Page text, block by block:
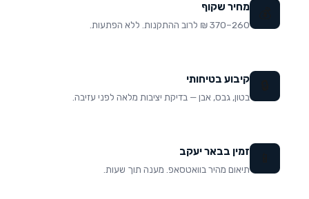
מחיר שקוף
260–370 ₪ לרוב ההתקנות. ללא הפתעות.
קיבוע בטיחותי
בטון, גבס, אבן — בדיקת יציבות מלאה לפני עזיבה.
זמין בבאר יעקב
תיאום מהיר בוואטסאפ. מענה תוך שעות.